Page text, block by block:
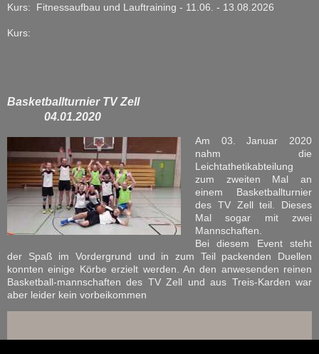
Kurs: Fitnessaufbau und Lauftraining - 11.06. - 13.08.2026
Kurs:
Basketballturnier TV Zell
04.01.2020
Am 03. Januar 2020
nahm die
Leichtathetikabteilung
zum zweiten Mal an
einem Basketballturnier
des TV Zell teil. Dieses
Mal sogar mit zwei
Mannschaften.
Bei diesem Event steht
der Spaß im Vordergrund und in zum Teil packenden Duellen
konnten einige Körbe erzielt werden. An den anwesenden reinen
Basketball-mannschaften des TV Zell und aus Treis-Karden war
aber leider kein vorbeikommen